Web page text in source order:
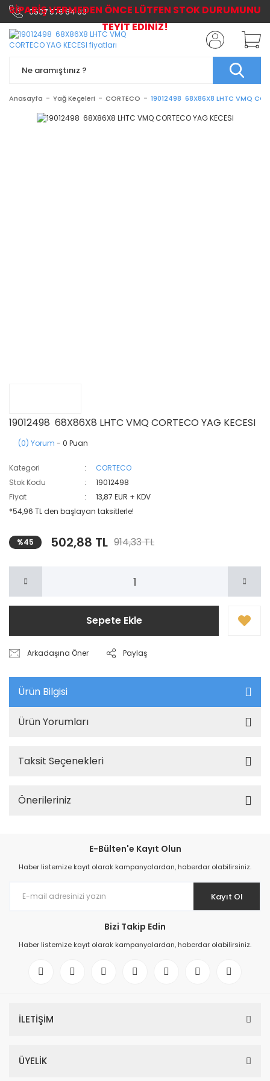
0507 576 64 03
Anasayfa Yağ Keçeleri CORTECO 19012498 68X86X8 LHTC VMQ
19012498 68X86X8 LHTC VMQ CORTECO YAG KECESI
(0) Yorum - 0 Puan
Kategori
CORTECO
Stok Kodu
19012498
Fiyat
13,87 EUR + KDV
*54,96 TL den başlayan taksitlerle!
%45 502,88 TL 914,33 TL
Sepete Ekle
Arkadaşına Öner Paylaş
Ürün Bilgisi
Ürün Yorumları
Taksit Seçenekleri
Önerileriniz
E-Bülten'e Kayıt Olun
Haber listemize kayıt olarak kampanyalardan, haberdar olabilirsiniz.
Kayıt Ol
Bizi Takip Edin
Haber listemize kayıt olarak kampanyalardan, haberdar olabilirsiniz.
İLETİŞİM
ÜYELİK
SİPARİŞ VERMEDEN ÖNCE LÜTFEN STOK DURUMUNU
TEYİT EDİNİZ!